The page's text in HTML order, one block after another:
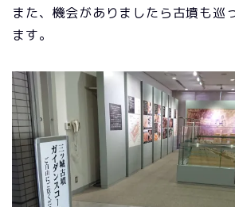
また、機会がありましたら古墳も巡
ます。